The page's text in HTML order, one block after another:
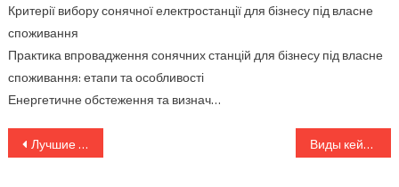
Критерії вибору сонячної електростанції для бізнесу під власне
споживання
Практика впровадження сонячних станцій для бізнесу під власне
споживання: етапи та особливості
Енергетичне обстеження та визнач…
Навигация
Лучшие шрифты для вывесок на зданиях Виды кейтеринговых услуг